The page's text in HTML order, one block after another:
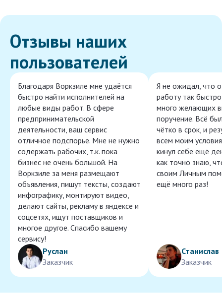
Отзывы наших
пользователей
Благодаря Воркзиле мне удаётся
быстро найти исполнителей на
любые виды работ. В сфере
предпринимательской
деятельности, ваш сервис
отличное подспорье. Мне не нужно
содержать рабочих, т.к. пока
бизнес не очень большой. На
Воркзиле за меня размещают
объявления, пишут тексты, создают
инфографику, монтируют видео,
делают сайты, рекламу в яндексе и
соцсетях, ищут поставщиков и
многое другое. Спасибо вашему
сервису!
Руслан
Заказчик
Я не ожидал, что
работу так
много желающих
поручение. Всё
чётко в срок, и
всем моим
кинул себе ещё
как точно знаю,
своим Личным
ещё много раз!
Станислав
Заказчик